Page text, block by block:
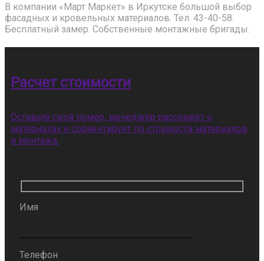
В компании «Март Маркет» в Иркутске большой выбор
фасадных и кровельных материалов. Тел. 43-40-58.
Бесплатный замер. Собственные монтажные бригады.
Расчет стоимости
Оставьте свой номер, менеджер расскажет о
материалах и сориентирует по стоимости материалов
и монтажа.
Имя
Телефон